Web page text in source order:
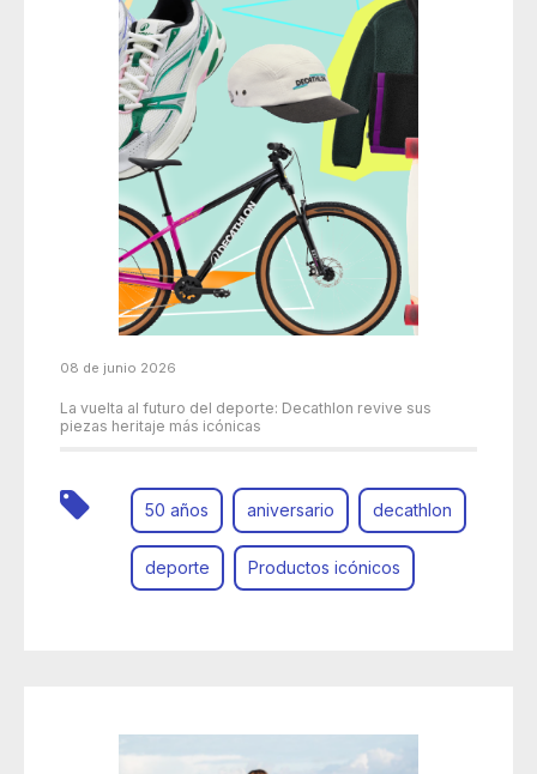
08 de junio 2026
La vuelta al futuro del deporte: Decathlon revive sus
piezas heritaje más icónicas
50 años aniversario decathlon
deporte Productos icónicos